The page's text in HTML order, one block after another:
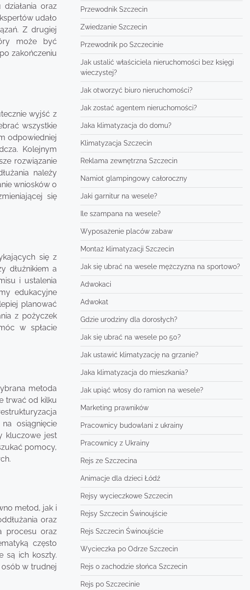
oraz
udało
Z drugiej
może być
zakończeniu
wyjść z
wszystkie
odpowiedniej
Kolejnym
rozwiązanie
należy
wniosków o
się
się z
dłużnikiem a
i ustalenia
edukacyjne
planować
z pożyczek
w spłacie
metoda
trwać od kilku
osiągnięcie
kluczowe jest
pomocy,
metod, jak i
oraz
procesu oraz
często
są ich koszty.
w trudnej
Przewodnik Szczecin
Zwiedzanie Szczecin
Przewodnik po Szczecinie
Jak ustalić właściciela nieruchomości bez księgi
wieczystej?
Jak otworzyć biuro nieruchomości?
Jak zostać agentem nieruchomości?
Jaka klimatyzacja do domu?
Klimatyzacja Szczecin
Reklama zewnętrzna Szczecin
Namiot glampingowy całoroczny
Jaki garnitur na wesele?
Ile szampana na wesele?
Wyposażenie placów zabaw
Montaż klimatyzacji Szczecin
Jak się ubrać na wesele mężczyzna na sportowo?
Adwokaci
Adwokat
Gdzie urodziny dla dorosłych?
Jak się ubrać na wesele po 50?
Jak ustawić klimatyzację na grzanie?
Jaka klimatyzacja do mieszkania?
Jak upiąć włosy do ramion na wesele?
Marketing prawników
Pracownicy budowlani z ukrainy
Pracownicy z Ukrainy
Rejs ze Szczecina
Animacje dla dzieci Łódź
Rejsy wycieczkowe Szczecin
Rejsy Szczecin Świnoujście
Rejs Szczecin Świnoujście
Wycieczka po Odrze Szczecin
Rejs o zachodzie słońca Szczecin
Rejs po Szczecinie